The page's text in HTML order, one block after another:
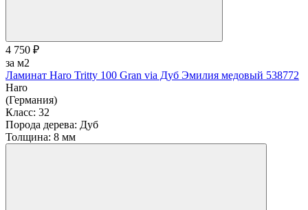
4 750 ₽
за м2
Ламинат Haro Tritty 100 Gran via Дуб Эмилия медовый 538772
Haro
(Германия)
Класс: 32
Порода дерева: Дуб
Толщина: 8 мм